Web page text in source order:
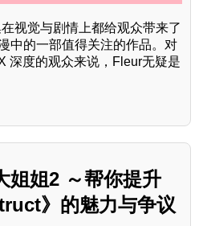
视觉与剧情上都给观众带来了
中的一部值得关注的作品。对
深度的观众来说，Fleur无疑是
姐姐2 ～帮你提升
》的魅力与争议